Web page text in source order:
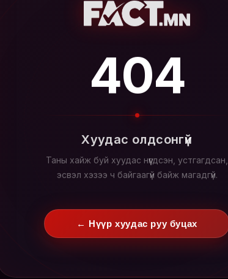
404
Хуудас олдсонгүй
Таны хайж буй хуудас нүүгдсэн, устгагдсан,
эсвэл хэзээ ч байгаагүй байж магадгүй.
← Нүүр хуудас руу буцах